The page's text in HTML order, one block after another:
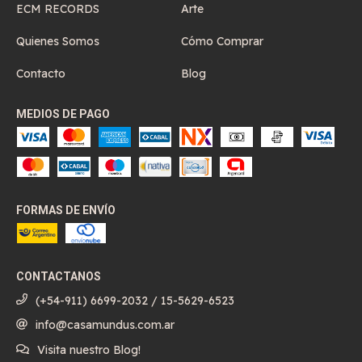
ECM RECORDS Arte
Quienes Somos Cómo Comprar
Contacto Blog
MEDIOS DE PAGO
FORMAS DE ENVÍO
CONTACTANOS
(+54-911) 6699-2032 / 15-5629-6523
info@casamundus.com.ar
Visita nuestro Blog!